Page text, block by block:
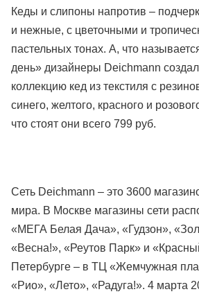
Кеды и слипоны напротив –
и нежные, с цветочными и
пастельных тонах. А, что
день» дизайнеры Deichmann
коллекцию кед из текстиля с
синего, желтого, красного и
что стоят они всего 799 руб.
Сеть Deichmann – это 3600
мира. В Москве магазины сети
«МЕГА Белая Дача», «Гудзон»,
«Весна!», «Реутов Парк» и
Петербурге – в ТЦ «Жемчужная
«Рио», «Лето», «Радуга!». 4 марта